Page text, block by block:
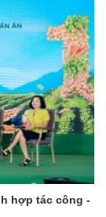
hợp tác công -